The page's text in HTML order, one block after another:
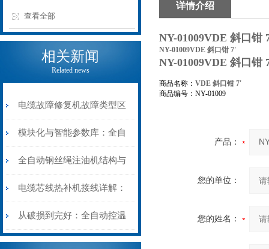
查看全部
相关新闻
Related news
电缆故障修复机故障类型区
分指南：从“绝缘电
阻”到“波形特征”的精准诊
断逻辑
模块化与智能参数库：全自
动电缆修复机的快速换型逻
辑
全自动钢丝绳注油机结构与
工作原理：揭秘高效润滑的
机械密码
电缆芯线热补机接线详解：
从入门到精通
从破损到完好：全自动控温
电缆热补机的核心价值
详情介绍
NY-01009VDE 斜口钳
NY-01009VDE 斜口钳 7'
NY-01009VDE 斜口钳
商品名称： VDE 斜口钳 7'
商品编号：NY-01009
产品：
您的单位：
您的姓名：